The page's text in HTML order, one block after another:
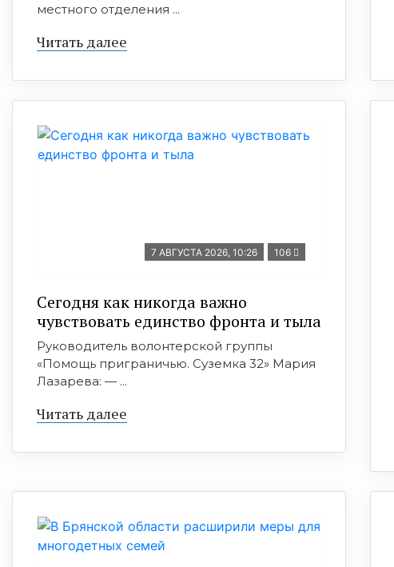
местного отделения ...
Читать далее
7 АВГУСТА 2026, 10:26 106
Сегодня как никогда важно
чувствовать единство фронта и тыла
Руководитель волонтерской группы
«Помощь приграничью. Суземка 32» Мария
Лазарева: — ...
Читать далее